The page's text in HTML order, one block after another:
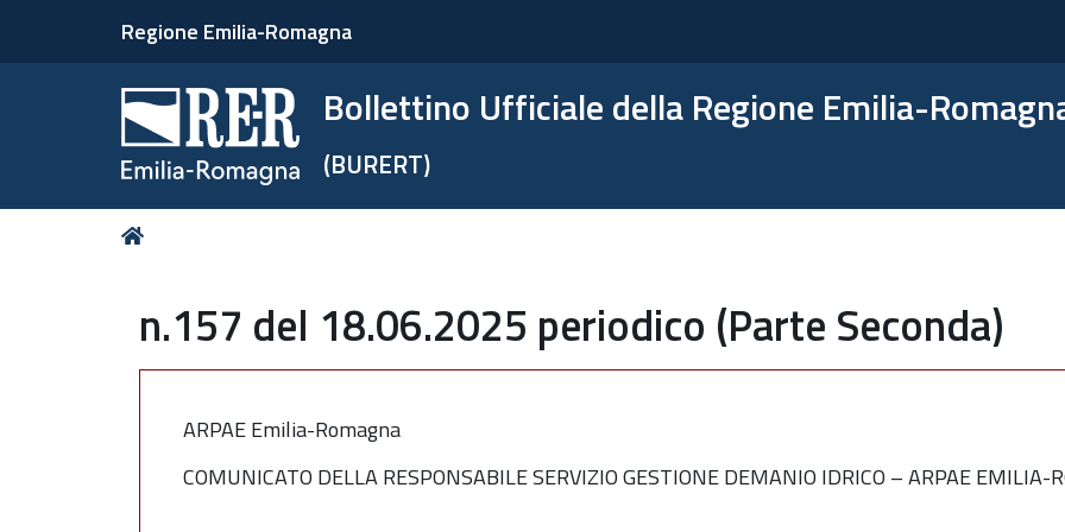
Regione Emilia-Romagna
Bollettino Ufficiale della Regione Emilia-
(BURERT)
Tu
n.157 del 18.06.2025 periodico (Parte Seconda)
ARPAE Emilia-Romagna
COMUNICATO DELLA RESPONSABILE SERVIZIO GESTIONE DEMANIO IDRICO – ARPAE EMILIA-